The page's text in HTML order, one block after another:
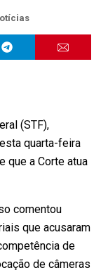
(STF),
quarta-feira
que a Corte atua
comentou
que acusaram
de
de câmeras